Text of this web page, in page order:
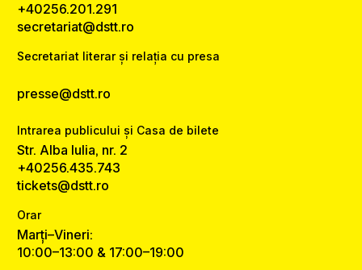
+40256.201.291
secretariat@dstt.ro
Secretariat literar și relația cu presa
presse@dstt.ro
Intrarea publicului și Casa de bilete
Str. Alba Iulia, nr. 2
+40256.435.743
tickets@dstt.ro
Orar
Marți–Vineri:
10:00–13:00 & 17:00–19:00